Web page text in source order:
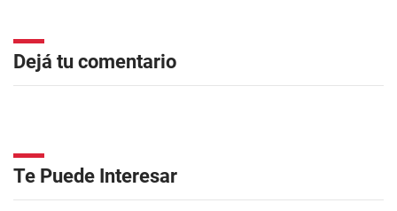
Dejá tu comentario
Te Puede Interesar